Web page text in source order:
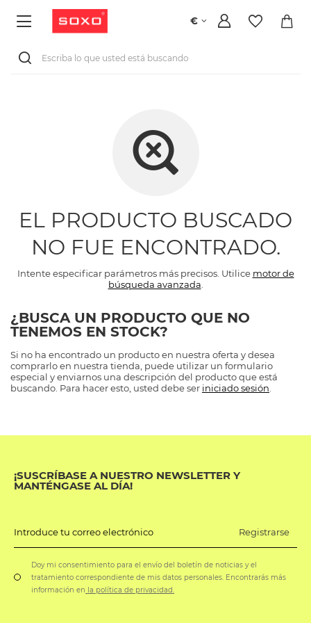
€
EL PRODUCTO BUSCADO
NO FUE ENCONTRADO.
Intente especificar parámetros más precisos. Utilice motor de
búsqueda avanzada
¿BUSCA UN PRODUCTO QUE NO
TENEMOS EN STOCK?
Si no ha encontrado un producto en nuestra oferta y desea
comprarlo en nuestra tienda, puede utilizar un formulario
especial y enviarnos una descripción del producto que está
buscando. Para hacer esto, usted debe ser iniciado sesión
¡SUSCRÍBASE A NUESTRO NEWSLETTER Y
MANTÉNGASE AL DÍA!
Introduce tu correo electrónico Registrarse
Doy mi consentimiento para el envío del boletín de noticias y el
tratamiento correspondiente de mis datos personales. Encontrarás más
información en la política de privacidad.